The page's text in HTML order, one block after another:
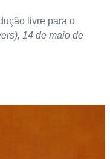
livre para o
14 de maio de